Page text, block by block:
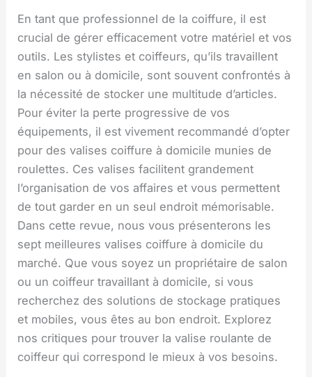
En tant que professionnel de la coiffure, il est
crucial de gérer efficacement votre matériel et vos
outils. Les stylistes et coiffeurs, qu’ils travaillent
en salon ou à domicile, sont souvent confrontés à
la nécessité de stocker une multitude d’articles.
Pour éviter la perte progressive de vos
équipements, il est vivement recommandé d’opter
pour des valises coiffure à domicile munies de
roulettes. Ces valises facilitent grandement
l’organisation de vos affaires et vous permettent
de tout garder en un seul endroit mémorisable.
Dans cette revue, nous vous présenterons les
sept meilleures valises coiffure à domicile du
marché. Que vous soyez un propriétaire de salon
ou un coiffeur travaillant à domicile, si vous
recherchez des solutions de stockage pratiques
et mobiles, vous êtes au bon endroit. Explorez
nos critiques pour trouver la valise roulante de
coiffeur qui correspond le mieux à vos besoins.